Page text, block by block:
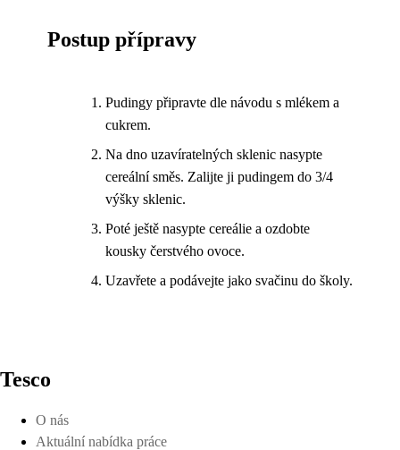
Postup přípravy
Pudingy připravte dle návodu s mlékem a
cukrem.
Na dno uzavíratelných sklenic nasypte
cereální směs. Zalijte ji pudingem do 3/4
výšky sklenic.
Poté ještě nasypte cereálie a ozdobte
kousky čerstvého ovoce.
Uzavřete a podávejte jako svačinu do školy.
Tesco
O nás
Aktuální nabídka práce